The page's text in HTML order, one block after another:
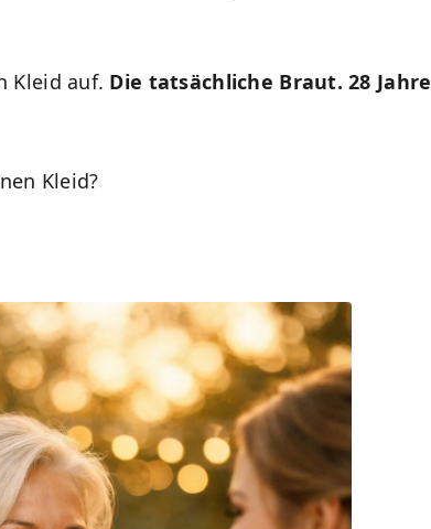
Kleid auf. Die tatsächliche Braut. 28 Jahre
Kleid?